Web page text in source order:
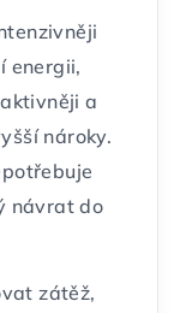
energii,
a
nároky.
návrat do
zátěž,